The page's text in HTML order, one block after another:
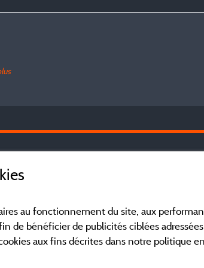
légales
au fonctionnement du site, aux
de bénéficier de publicités ciblées
aux fins décrites dans notre politique